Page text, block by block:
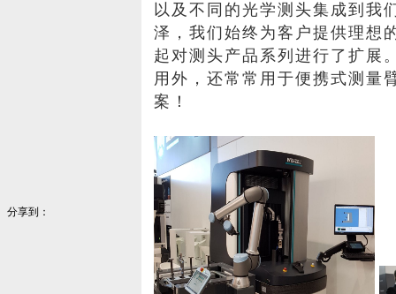
分享到：
以及不同的光学测头集成到
泽，我们始终为客户提供理想
起对测头产品系列进行了扩展
用外，还常常用于便携式测量
案！